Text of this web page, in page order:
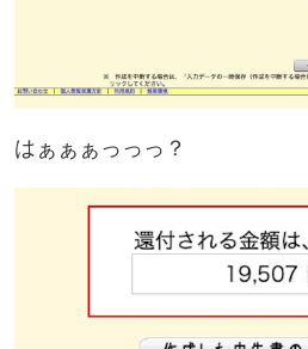
はぁぁぁっっっ？